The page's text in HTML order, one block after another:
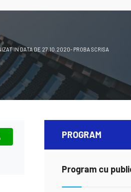
IN DATA DE 27.10.2020- PROBA SCRISA
PROGRAM
Program cu